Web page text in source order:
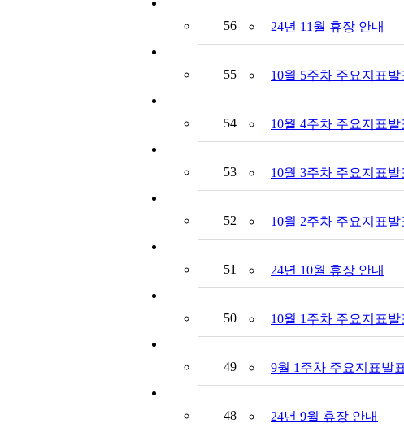
56 24년 11월 휴장 안내
55 10월 5주차 주요지표발
54 10월 4주차 주요지표발
53 10월 3주차 주요지표발
52 10월 2주차 주요지표발
51 24년 10월 휴장 안내
50 10월 1주차 주요지표발
49 9월 1주차 주요지표발
48 24년 9월 휴장 안내